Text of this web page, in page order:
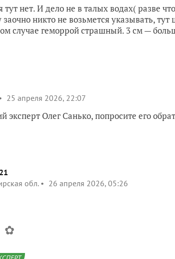
нет. И дело не в талых водах( разве
никто не возьмется указывать,
случае геморрой страшный. 3 см —
25 апреля 2026, 22:07
эксперт Олег Санько, попросите его
обл.
26 апреля 2026, 05:26
✿